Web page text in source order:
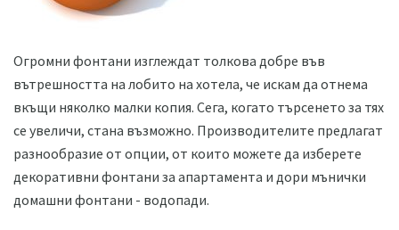
Огромни фонтани изглеждат толкова добре във
вътрешността на лобито на хотела, че искам да отнема
вкъщи няколко малки копия. Сега, когато търсенето за тях
се увеличи, стана възможно. Производителите предлагат
разнообразие от опции, от които можете да изберете
декоративни фонтани за апартамента и дори мънички
домашни фонтани - водопади.